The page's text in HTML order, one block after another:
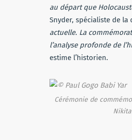
au départ que
Snyder, spécialiste de la
actuelle. La
l’analyse profonde de
estime l’historien.
Cérémonie de